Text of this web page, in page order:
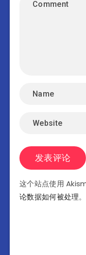
这个站点使用
论数据如何被处理。